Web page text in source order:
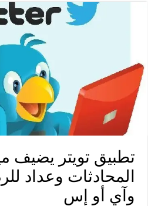
تطبيق تويتر يضيف
المحادثات وعداد
وآي أو إس